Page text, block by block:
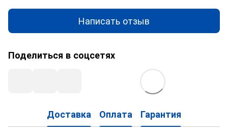
Написать отзыв
Поделиться в соцсетях
Доставка Оплата Гарантия